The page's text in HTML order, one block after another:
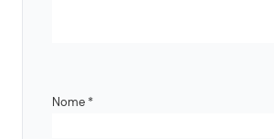
Nome *